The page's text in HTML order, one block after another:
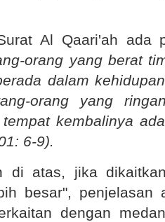
Al Qaari'ah ada
orang yang berat
dalam
orang yang
kembalinya
6-9).
di atas, jika
besar",
dengan